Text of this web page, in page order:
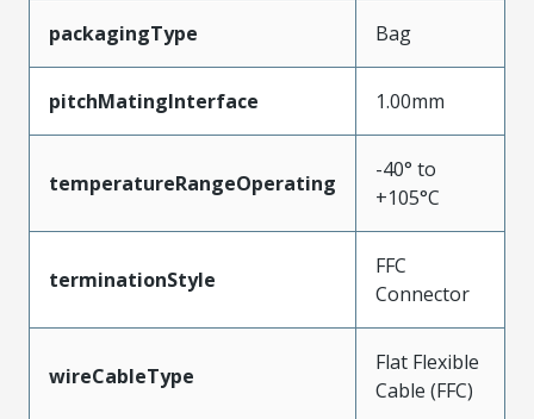
packagingType Bag
pitchMatingInterface 1.00mm
temperatureRangeOperating
-40° to
+105°C
terminationStyle
FFC
Connector
wireCableType
Flat Flexible
Cable (FFC)